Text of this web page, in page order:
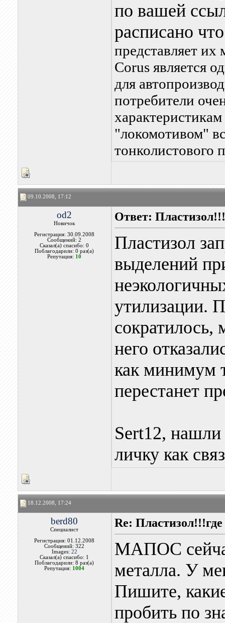
по вашей
расписано
представляет их
Corus является
для
потребители
"локомотивом"
тонколистового
09.10.2008, 17:12
od2
Новичок
Регистрация: 30.09.2008
Сообщений: 2
Сказал(а) спасибо: 0
Поблагодарили: 0 раз(а)
Репутация: 10
Ответ:
Пластизол
выделений
утилизации.
сократилось,
него
как минимум
перестанет
Sert12,
личку как
18.12.2008, 17:24
berd80
Специалист
Регистрация: 01.12.2008
Сообщений: 322
Images: 22
Сказал(а) спасибо: 1
Поблагодарили: 8 раз(а)
Репутация: 1004
Re:
МАПОС
металла. У
Пишите,
пробить по